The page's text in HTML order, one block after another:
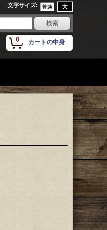
文字サイズ:
0 カートの中身